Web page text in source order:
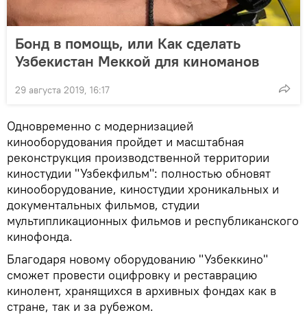
Бонд в помощь, или Как сделать
Узбекистан Меккой для киноманов
29 августа 2019, 16:17
Одновременно с модернизацией
кинооборудования пройдет и масштабная
реконструкция производственной территории
киностудии "Узбекфильм": полностью обновят
кинооборудование, киностудии хроникальных и
документальных фильмов, студии
мультипликационных фильмов и республиканского
кинофонда.
Благодаря новому оборудованию "Узбеккино"
сможет провести оцифровку и реставрацию
кинолент, хранящихся в архивных фондах как в
стране, так и за рубежом.